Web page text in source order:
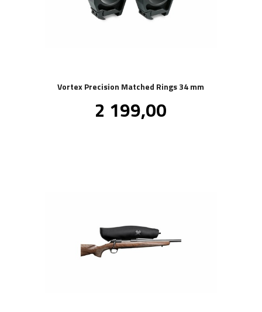
Vortex Precision Matched Rings 34 mm
Pris
2 199,00